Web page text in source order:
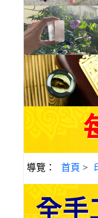
導覽： 首頁 >
全手